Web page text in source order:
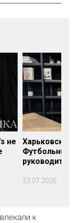
не
Футбольным
руководит
23.07.2026
к